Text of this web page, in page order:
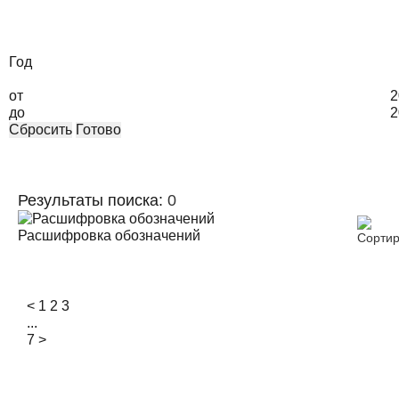
Год
от
до
Сбросить Готово
Результаты поиска: 0
Расшифровка обозначений
< 1 2 3
...
7 >